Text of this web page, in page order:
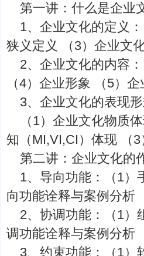
第一讲：什么是企业
1、企业文化的定义
狭义定义 （3）企业文
2、企业文化的内容
（4）企业形象 （5）
3、企业文化的表现
（1）企业文化物质
知（MI,VI,CI）体现 （
第二讲：企业文化的
1、导向功能：（1）
向功能诠释与案例分析
2、协调功能：（1）
调功能诠释与案例分析
3、约束功能：（1）